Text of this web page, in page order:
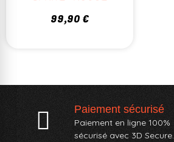
99,90 €
Paiement sécurisé
Paiement en ligne 100%
sécurisé avec 3D Secure.